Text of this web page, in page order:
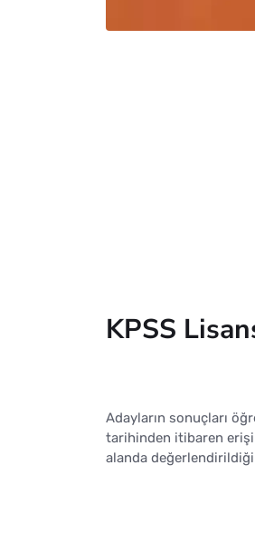
KPSS
Adayların sonuçları
tarihinden itibaren
alanda